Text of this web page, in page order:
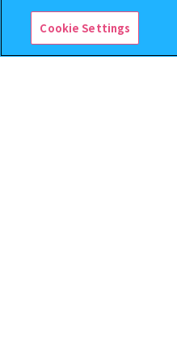
【バンダイナム
機動戦士ガンダ
2（ブラッククリア
東京都品川区大井1-3-6 5F
13.5km
Cookie Settings